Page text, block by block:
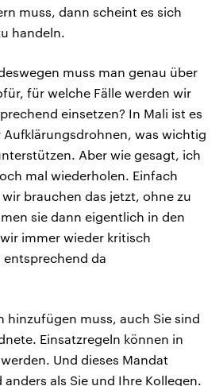
muss, dann scheint es sich
handeln.
muss man genau über
für welche Fälle werden wir
einsetzen? In Mali ist es
Aufklärungsdrohnen, was wichtig
Aber wie gesagt, ich
mal wiederholen. Einfach
brauchen das jetzt, ohne zu
sie dann eigentlich in den
immer wieder kritisch
da
hinzufügen muss, auch Sie sind
Einsatzregeln können in
Und dieses Mandat
als Sie und Ihre Kollegen.